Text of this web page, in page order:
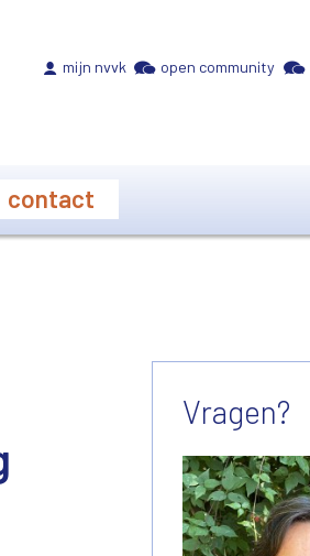
mijn nvvk open community
contact
Vragen?